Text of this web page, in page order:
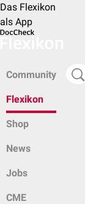
Das Flexikon
als App
Community
Flexikon
Shop
News
Jobs
CME